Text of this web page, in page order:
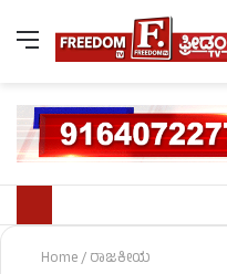
Home/ರಾಜಕೀಯ